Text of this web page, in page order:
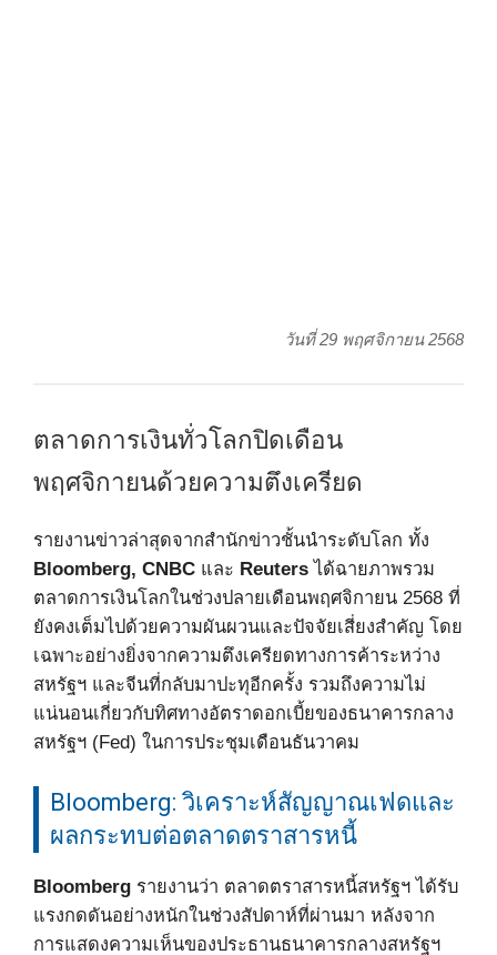
วันที่ 29 พฤศจิกายน 2568
ตลาดการเงินทั่วโลกปิดเดือน
พฤศจิกายนด้วยความตึงเครียด
รายงานข่าวล่าสุดจากสำนักข่าวชั้นนำระดับโลก ทั้ง
Bloomberg, CNBC และ Reuters ได้ฉายภาพรวม
ตลาดการเงินโลกในช่วงปลายเดือนพฤศจิกายน 2568 ที่
ยังคงเต็มไปด้วยความผันผวนและปัจจัยเสี่ยงสำคัญ โดย
เฉพาะอย่างยิ่งจากความตึงเครียดทางการค้าระหว่าง
สหรัฐฯ และจีนที่กลับมาปะทุอีกครั้ง รวมถึงความไม่
แน่นอนเกี่ยวกับทิศทางอัตราดอกเบี้ยของธนาคารกลาง
สหรัฐฯ (Fed) ในการประชุมเดือนธันวาคม
Bloomberg: วิเคราะห์สัญญาณเฟดและ
ผลกระทบต่อตลาดตราสารหนี้
Bloomberg รายงานว่า ตลาดตราสารหนี้สหรัฐฯ ได้รับ
แรงกดดันอย่างหนักในช่วงสัปดาห์ที่ผ่านมา หลังจาก
การแสดงความเห็นของประธานธนาคารกลางสหรัฐฯ